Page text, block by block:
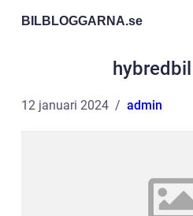
BILBLOGGARNA.se
12 januari 2024 admin